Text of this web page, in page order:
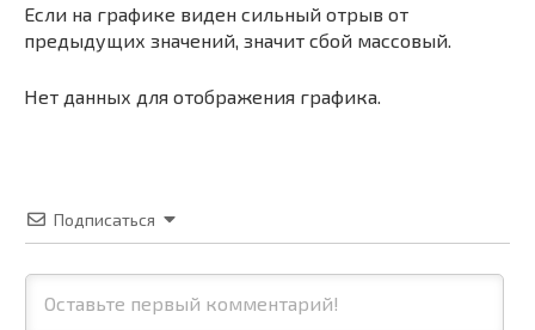
Если на графике виден сильный отрыв от
предыдущих значений, значит сбой массовый.
Нет данных для отображения графика.
Подписаться